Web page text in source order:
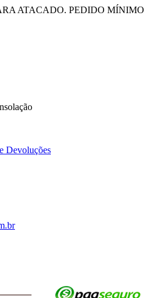
ATACADO. PEDIDO MÍNIMO
Devoluções